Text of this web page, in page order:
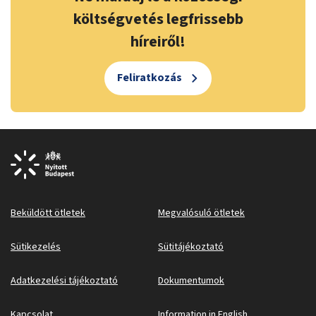
költségvetés legfrissebb
híreiről!
Feliratkozás
Beküldött ötletek Megvalósuló ötletek
Sütikezelés Sütitájékoztató
Adatkezelési tájékoztató Dokumentumok